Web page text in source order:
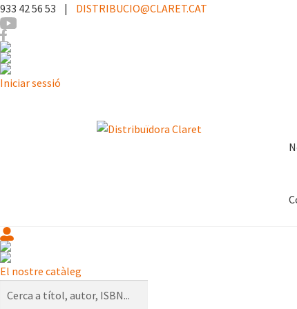
933 42 56 53 | DISTRIBUCIO@CLARET.CAT
Iniciar sessió
El nostre catàleg